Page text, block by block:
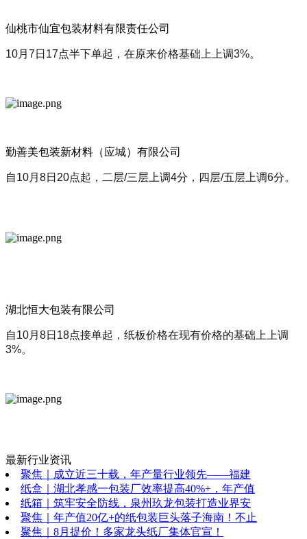
仙桃市仙宜包装材料有限责任公司
10月7日17点半下单起，在原来价格基础上上调3%。
勤善美包装新材料（应城）有限公司
自10月8日20点起，二层/三层上调4分，四层/五层上调6分。
湖北恒大包装有限公司
自10月8日18点接单起，纸板价格在现有价格的基础上上调
3%。
最新行业资讯
聚焦｜成立近三十载，年产量行业领先——福建
纸盒｜湖北孝感一包装厂效率提高40%+，年产值
纸箱｜筑牢安全防线，泉州玖龙包装打造业界安
聚焦｜年产值20亿+的纸包装巨头落子海南！不止
聚焦｜8月提价！多家龙头纸厂集体官宣！